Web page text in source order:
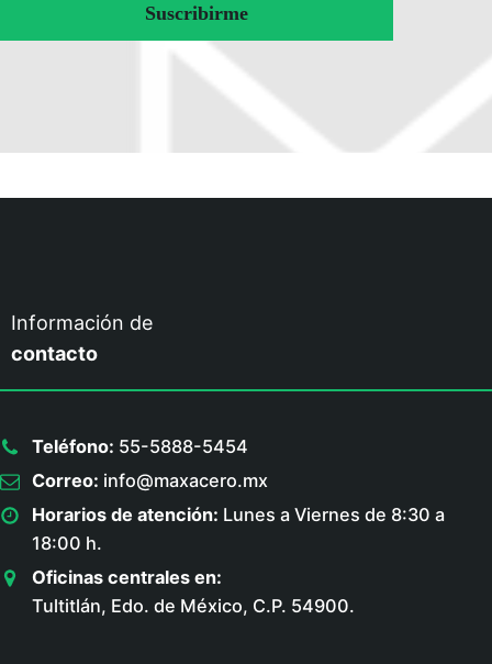
Suscribirme
Información de
contacto
Teléfono: 55-5888-5454
Correo: info@maxacero.mx
Horarios de atención: Lunes a Viernes de 8:30 a
18:00 h.
Oficinas centrales en:
Tultitlán, Edo. de México, C.P. 54900.